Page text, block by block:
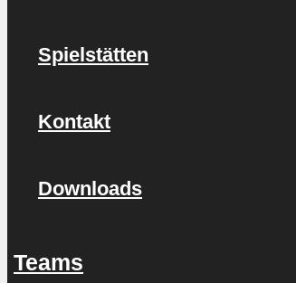
Spielstätten
Kontakt
Downloads
Teams